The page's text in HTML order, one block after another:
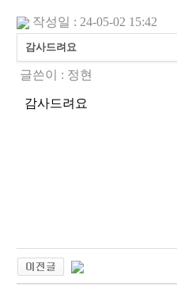
작성일 : 24-05-02 15:42
감사드려요
글쓴이 : 정현
감사드려요